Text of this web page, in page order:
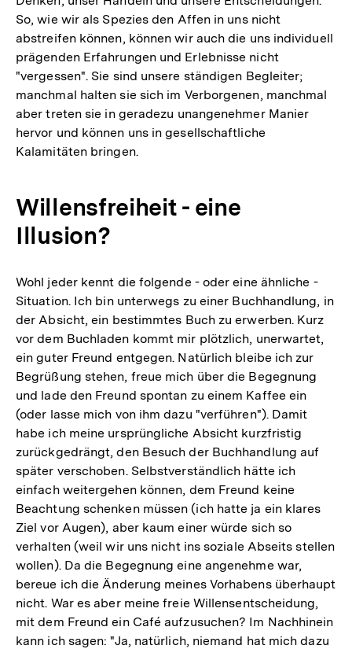
So, wie wir als Spezies den Affen in uns nicht
abstreifen können, können wir auch die uns individuell
prägenden Erfahrungen und Erlebnisse nicht
"vergessen". Sie sind unsere ständigen Begleiter;
manchmal halten sie sich im Verborgenen, manchmal
aber treten sie in geradezu unangenehmer Manier
hervor und können uns in gesellschaftliche
Kalamitäten bringen.
Willensfreiheit - eine
Illusion?
Wohl jeder kennt die folgende - oder eine ähnliche -
Situation. Ich bin unterwegs zu einer Buchhandlung, in
der Absicht, ein bestimmtes Buch zu erwerben. Kurz
vor dem Buchladen kommt mir plötzlich, unerwartet,
ein guter Freund entgegen. Natürlich bleibe ich zur
Begrüßung stehen, freue mich über die Begegnung
und lade den Freund spontan zu einem Kaffee ein
(oder lasse mich von ihm dazu "verführen"). Damit
habe ich meine ursprüngliche Absicht kurzfristig
zurückgedrängt, den Besuch der Buchhandlung auf
später verschoben. Selbstverständlich hätte ich
einfach weitergehen können, dem Freund keine
Beachtung schenken müssen (ich hatte ja ein klares
Ziel vor Augen), aber kaum einer würde sich so
verhalten (weil wir uns nicht ins soziale Abseits stellen
wollen). Da die Begegnung eine angenehme war,
bereue ich die Änderung meines Vorhabens überhaupt
nicht. War es aber meine freie Willensentscheidung,
mit dem Freund ein Café aufzusuchen? Im Nachhinein
kann ich sagen: "Ja, natürlich, niemand hat mich dazu